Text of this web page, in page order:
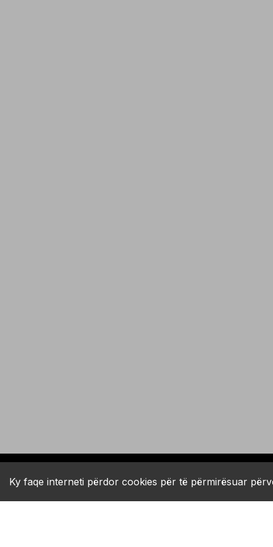
Dyqani Online B2B
Porositë më të shpejta - Përpunim Prioritar
Ky faqe interneti përdor cookies për të përmirësuar